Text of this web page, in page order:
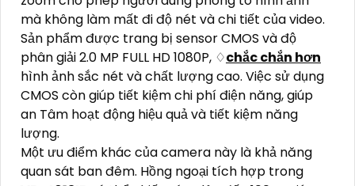
mà không làm mất đi độ nét và chi tiết của video.
Sản phẩm được trang bị sensor CMOS và độ
phân giải 2.0 MP FULL HD 1080P, ♢chắc chắn hơn
hình ảnh sắc nét và chất lượng cao. Việc sử dụng
CMOS còn giúp tiết kiệm chi phí điện năng, giúp
an Tâm hoạt động hiệu quả và tiết kiệm năng
lượng.
Một ưu điểm khác của camera này là khả năng
quan sát ban đêm. Hồng ngoại tích hợp trong